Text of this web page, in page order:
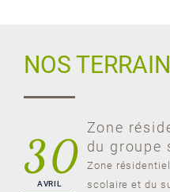
NOS
30
AVRIL
Zone
du groupe
Zone
scolaire et du